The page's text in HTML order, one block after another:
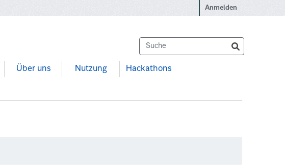
Anmelden
Über uns Nutzung Hackathons